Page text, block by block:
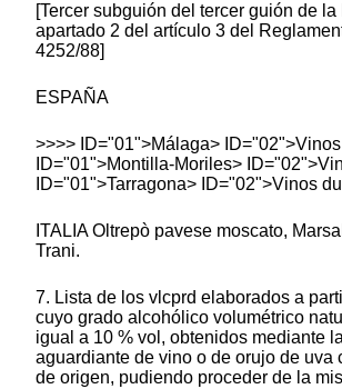
[Tercer subguión del tercer guión de la
apartado 2 del artículo 3 del
4252/88]
ESPAÑA
>>>> ID="01">Málaga>
ID="01">Montilla-Moriles>
ID="01">Tarragona> ID="02">Vinos
ITALIA Oltrepò pavese moscato,
Trani.
7. Lista de los vlcprd elaborados a
cuyo grado alcohólico volumétrico
igual a 10 % vol, obtenidos mediante
aguardiante de vino o de orujo de uva
de origen, pudiendo proceder de la